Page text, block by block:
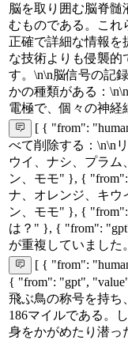
脳を取り囲む脳脊
むものである。これ
正確で詳細な情報を
な技術よりも侵襲的
す。\n\n脳信号の記
かの種類がある：
電極で、個々の神経
[ { "from":
べて削除する：\n\n
ウイ、ナシ、プラム
ン、モモ" }, {
ナ、オレンジ、キウ
ン、モモ" }, {
は？" }, { "from":
が重複していました
[ { "from":
{ "from": "gpt",
飛ぶ鳥の称号を持ち
186マイルである。
身をかがめたり潜っ